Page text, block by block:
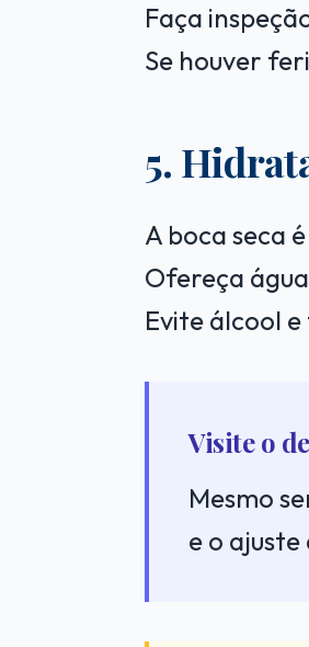
Faça
Se houver
5.
A boca seca
Ofereça
Evite álcool
Visite o
Mesmo
e o ajuste